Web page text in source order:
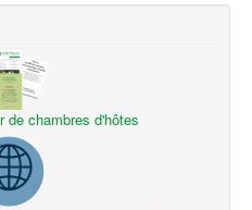
de chambres d'hôtes